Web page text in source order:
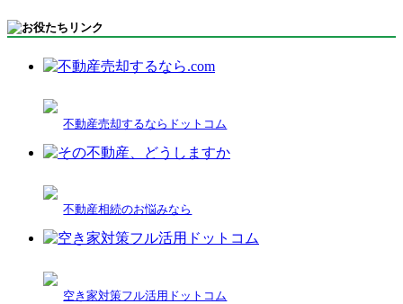
不動産売却するならドットコム
不動産相続のお悩みなら
空き家対策フル活用ドットコム